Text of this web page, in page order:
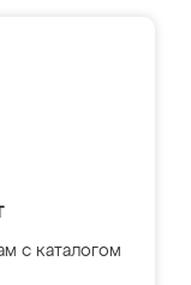
с каталогом